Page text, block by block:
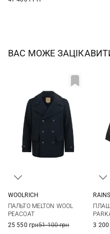
ВАС МОЖЕ
XXL
WOOLRICH
ПАЛЬТО MELTON WOOL
PEACOAT
25 550 грн51 100 грн
XL
RAINS
ПЛАЩ
3 200